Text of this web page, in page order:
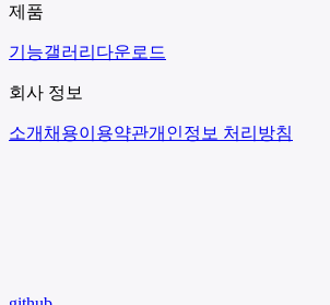
제품
기능갤러리 다운로드
회사 정보
소개 채용이용약관개인정보 처리방침